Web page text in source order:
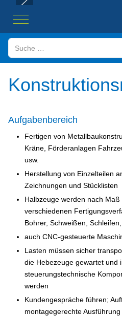
Mobile Menu Toggle
Suchen
Aufgabenbereich
Fertigen von
Kräne, Förderanlagen
usw.
Herstellung von Einzelteilen
Zeichnungen und Stücklisten
Halbzeuge werden nach
verschiedenen
Bohrer, Schweißen,
auch CNC-gesteuerte
Lasten müssen sicher
die Hebezeuge gewartet und
steuerungstechnische
werden
Kundengespräche führen;
montagegerechte Ausführung